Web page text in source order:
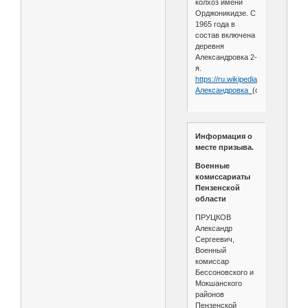
колхоз имени
Орджоникидзе. С
1965 года в
состав включена
деревня
Александровка 2-
я.
https://ru.wikipedia.org/wiki/
Александровка_
Информация о
месте призыва.
Военные
комиссариаты
Пензенской
области
ПРУЦКОВ
Александр
Сергеевич,
Военный
комиссар
Бессоновского и
Мокшанского
районов
Пензенской